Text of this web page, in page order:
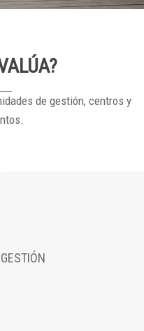
de gestión, centros y